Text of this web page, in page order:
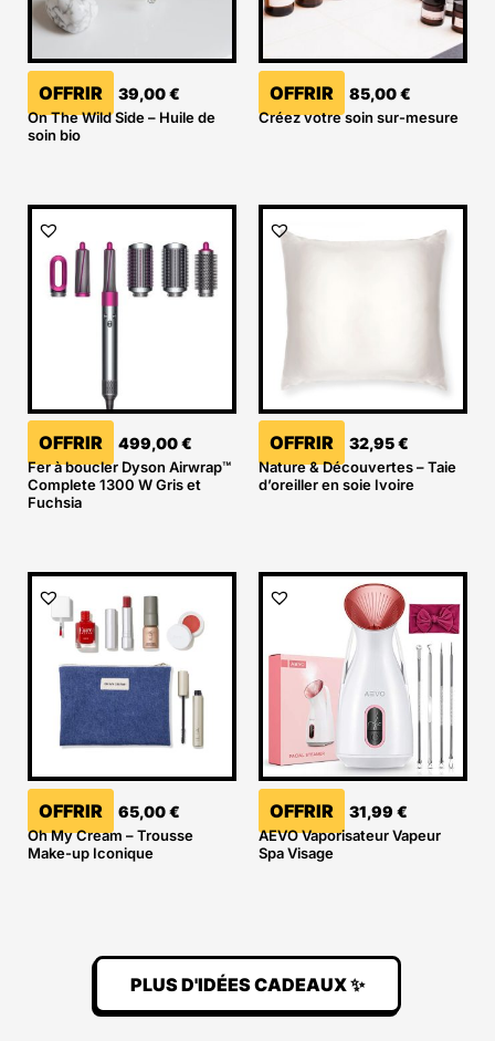
OFFRIR 39,00€
On The Wild Side – Huile de
soin bio
OFFRIR 85,00€
Créez votre soin sur-mesure
OFFRIR 499,00€
Fer à boucler Dyson Airwrap™
Complete 1300 W Gris et
Fuchsia
OFFRIR 32,95€
Nature & Découvertes – Taie
d’oreiller en soie Ivoire
OFFRIR 65,00€
Oh My Cream – Trousse
Make-up Iconique
OFFRIR 31,99 €
AEVO Vaporisateur Vapeur
Spa Visage
PLUS D'IDÉES CADEAUX ✨